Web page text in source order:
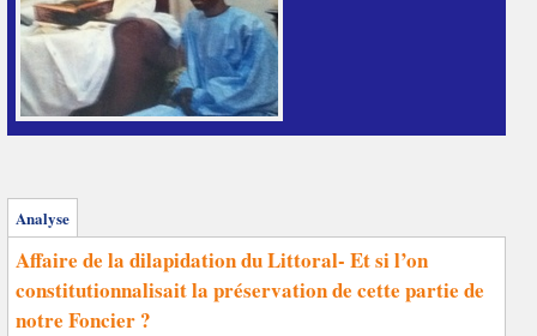
Analyse
Affaire de la dilapidation du Littoral- Et si l’on
constitutionnalisait la préservation de cette partie de
notre Foncier ?